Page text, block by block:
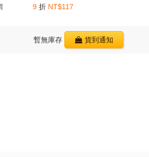
9 折 NT$117
暫無庫存 貨到通知